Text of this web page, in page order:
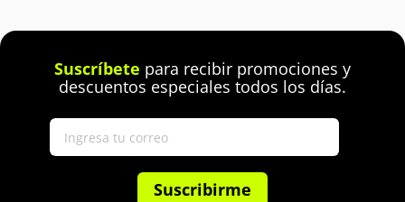
Suscríbete para recibir promociones y
descuentos especiales todos los días.
Suscribirme